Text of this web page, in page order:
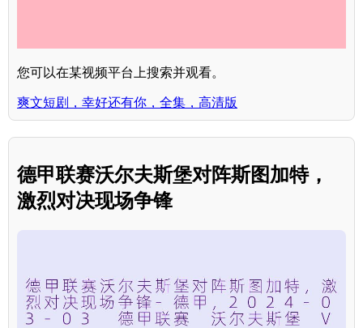
您可以在某视频平台上搜索并观看。
爽文短剧，幸好还有你，全集，高清版
德甲联赛沃尔夫斯堡对阵斯图加特，
激烈对决现场争锋